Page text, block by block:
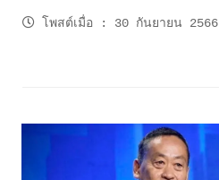
โพสต์เมื่อ : 30 กันยายน 2566